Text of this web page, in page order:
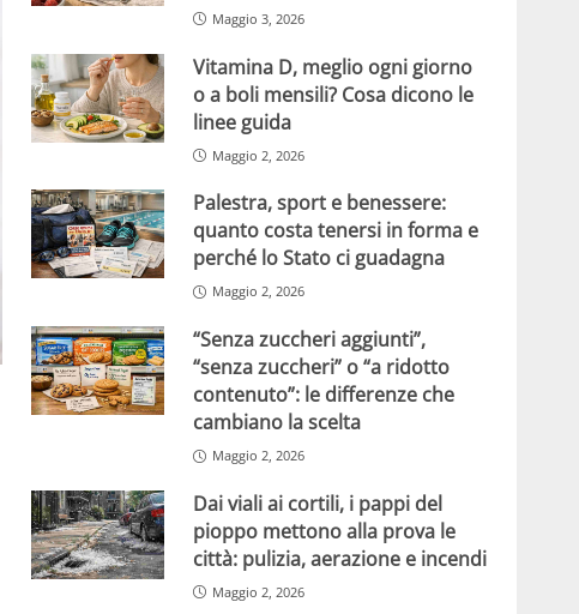
Maggio 3, 2026
Vitamina D, meglio ogni giorno
o a boli mensili? Cosa dicono le
linee guida
Maggio 2, 2026
Palestra, sport e benessere:
quanto costa tenersi in forma e
perché lo Stato ci guadagna
Maggio 2, 2026
“Senza zuccheri aggiunti”,
“senza zuccheri” o “a ridotto
contenuto”: le differenze che
cambiano la scelta
Maggio 2, 2026
Dai viali ai cortili, i pappi del
pioppo mettono alla prova le
città: pulizia, aerazione e incendi
Maggio 2, 2026